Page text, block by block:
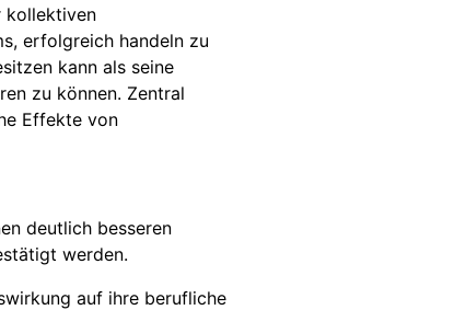
kollektiven
erfolgreich handeln zu
kann als seine
zu können. Zentral
Effekte von
deutlich besseren
werden.
auf ihre berufliche